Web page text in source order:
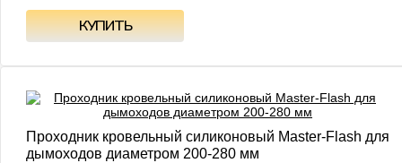
Проходник кровельный силиконовый Master-Flash для
дымоходов диаметром 200-280 мм